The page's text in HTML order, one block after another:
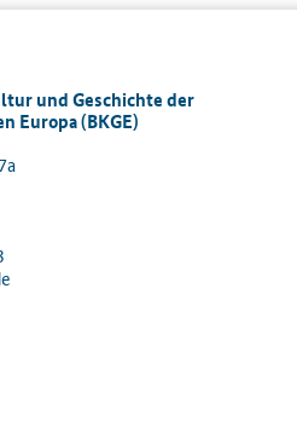
und Geschichte der
Europa (BKGE)